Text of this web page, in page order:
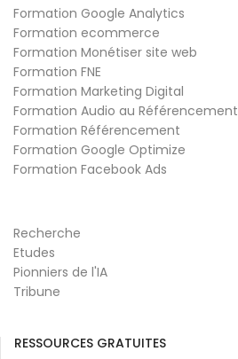
Formation Google Analytics
Formation ecommerce
Formation Monétiser site web
Formation FNE
Formation Marketing Digital
Formation Audio au Référencement
Formation Référencement
Formation Google Optimize
Formation Facebook Ads
Recherche
Etudes
Pionniers de l'IA
Tribune
RESSOURCES GRATUITES